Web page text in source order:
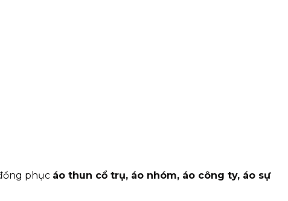
phục áo thun cổ trụ, áo nhóm, áo công ty, áo sự